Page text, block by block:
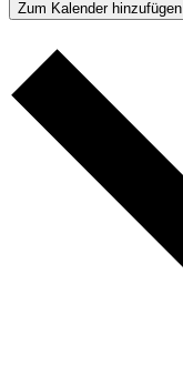
Zum Kalender hinzufügen